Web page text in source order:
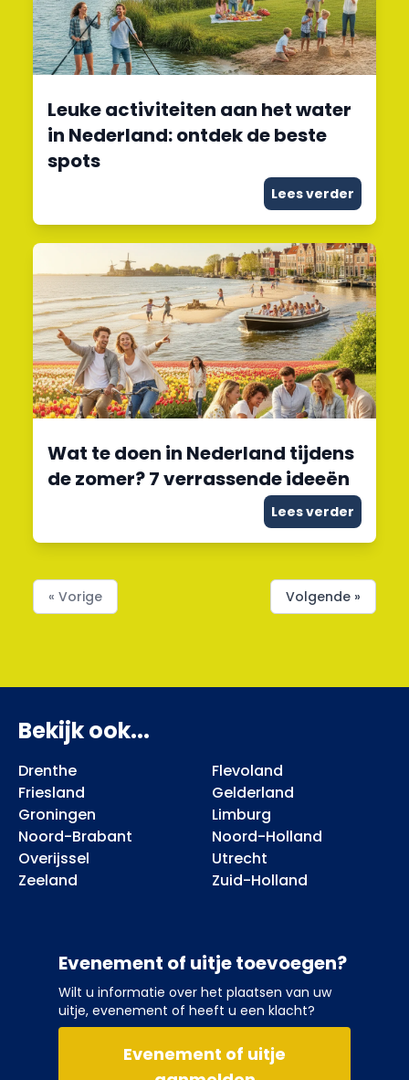
Leuke activiteiten aan het water
in Nederland: ontdek de beste
spots
Lees verder
Wat te doen in Nederland tijdens
de zomer? 7 verrassende ideeën
Lees verder
« Vorige Volgende »
Bekijk ook...
Drenthe
Flevoland
Friesland
Gelderland
Groningen
Limburg
Noord-Brabant
Noord-Holland
Overijssel
Utrecht
Zeeland
Zuid-Holland
Evenement of uitje toevoegen?
Wilt u informatie over het plaatsen van uw
uitje, evenement of heeft u een klacht?
Evenement of uitje